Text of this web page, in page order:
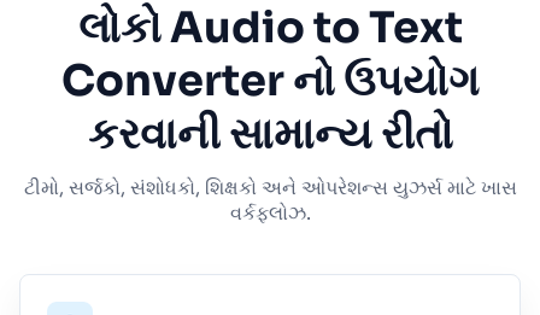
લોકો Audio to Text
Converter નો ઉપયોગ
કરવાની સામાન્ય રીતો
ટીમો, સર્જકો, સંશોધકો, શિક્ષકો અને ઓપરેશન્સ યુઝર્સ માટે ખાસ
વર્કફ્લોઝ.